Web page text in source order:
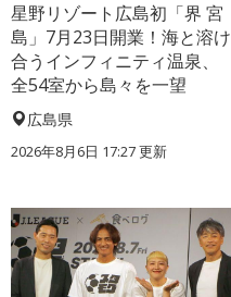
星野リゾート広島初「界 宮
島」7月23日開業！海と溶け
合うインフィニティ温泉、
全54室から島々を一望
広島県
2026年8月6日 17:27更新